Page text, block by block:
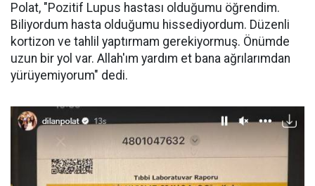
Polat, "Pozitif Lupus hastası olduğumu öğrendim.
Biliyordum hasta olduğumu hissediyordum. Düzenli
kortizon ve tahlil yaptırmam gerekiyormuş. Önümde
uzun bir yol var. Allah'ım yardım et bana ağrılarımdan
yürüyemiyorum" dedi.